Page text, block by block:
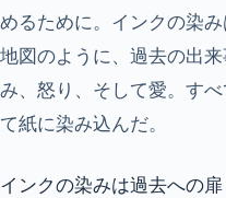
めるために。インクの染
地図のように、過去の出
み、怒り、そして愛。す
て紙に染み込んだ。
インクの染みは過去への扉